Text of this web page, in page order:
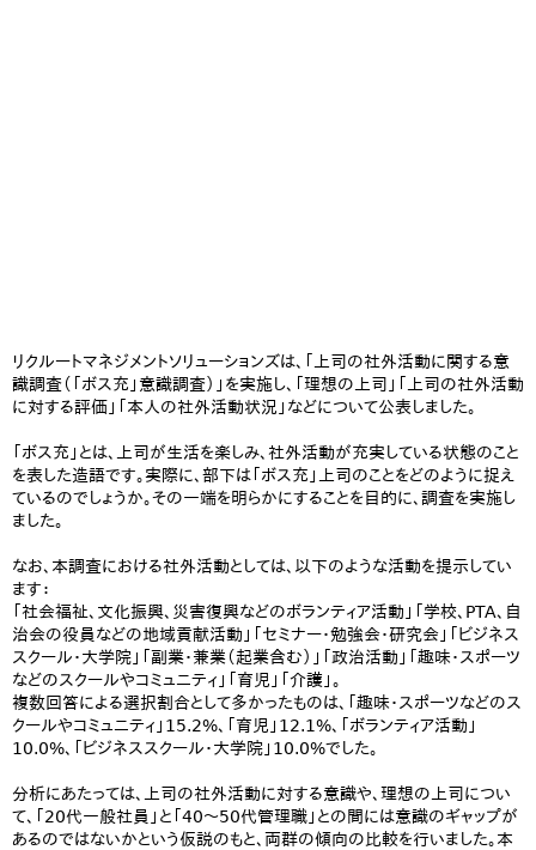
リクルートマネジメントソリューションズは、「上司の社外活動に関する意
識調査（「ボス充」意識調査）」を実施し、「理想の上司」「上司の社外活動
に対する評価」「本人の社外活動状況」などについて公表しました。
「ボス充」とは、上司が生活を楽しみ、社外活動が充実している状態のこと
を表した造語です。実際に、部下は「ボス充」上司のことをどのように捉え
ているのでしょうか。その一端を明らかにすることを目的に、調査を実施し
ました。
なお、本調査における社外活動としては、以下のような活動を提示してい
ます：
「社会福祉、文化振興、災害復興などのボランティア活動」「学校、PTA、自
治会の役員などの地域貢献活動」「セミナー・勉強会・研究会」「ビジネス
スクール・大学院」「副業・兼業（起業含む）」「政治活動」「趣味・スポーツ
などのスクールやコミュニティ」「育児」「介護」。
複数回答による選択割合として多かったものは、「趣味・スポーツなどのス
クールやコミュニティ」15.2%、「育児」12.1%、「ボランティア活動」
10.0%、「ビジネススクール・大学院」10.0%でした。
分析にあたっては、上司の社外活動に対する意識や、理想の上司につい
て、「20代一般社員」と「40～50代管理職」との間には意識のギャップが
あるのではないかという仮説のもと、両群の傾向の比較を行いました。本